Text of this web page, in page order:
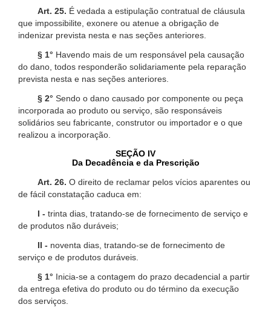
Art. 25. É vedada a estipulação contratual de cláusula
que impossibilite, exonere ou atenue a obrigação de
indenizar prevista nesta e nas seções anteriores.
§ 1° Havendo mais de um responsável pela causação
do dano, todos responderão solidariamente pela reparação
prevista nesta e nas seções anteriores.
§ 2° Sendo o dano causado por componente ou peça
incorporada ao produto ou serviço, são responsáveis
solidários seu fabricante, construtor ou importador e o que
realizou a incorporação.
SEÇÃO IV
Da Decadência e da Prescrição
Art. 26. O direito de reclamar pelos vícios aparentes ou
de fácil constatação caduca em:
I - trinta dias, tratando-se de fornecimento de serviço e
de produtos não duráveis;
II - noventa dias, tratando-se de fornecimento de
serviço e de produtos duráveis.
§ 1° Inicia-se a contagem do prazo decadencial a partir
da entrega efetiva do produto ou do término da execução
dos serviços.